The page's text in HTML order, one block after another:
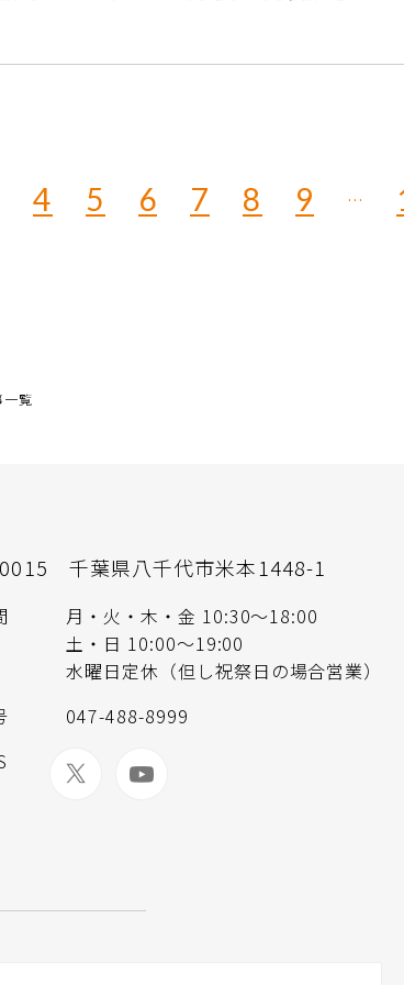
地区で開催されています。経験豊富なピアニスト・ピア
4 5 6 7 8 9 …
一覧
千葉県八千代市米本1448-1
月・火・木・金 10:30〜18:00
土・日 10:00～19:00
水曜日定休（但し祝祭日の場合営業）
047-488-8999